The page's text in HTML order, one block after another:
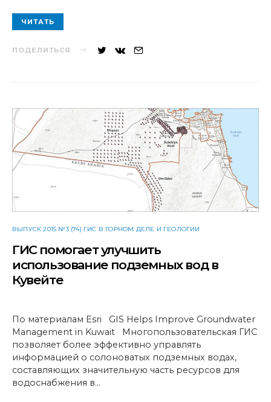
ЧИТАТЬ
ПОДЕЛИТЬСЯ
ВЫПУСК 2015 №3 (74) ГИС В ГОРНОМ ДЕЛЕ И ГЕОЛОГИИ
ГИС помогает улучшить
использование подземных вод в
Кувейте
По материалам Esri GIS Helps Improve Groundwater
Management in Kuwait Многопользовательская ГИС
позволяет более эффективно управлять
информацией о солоноватых подземных водах,
составляющих значительную часть ресурсов для
водоснабжения в…